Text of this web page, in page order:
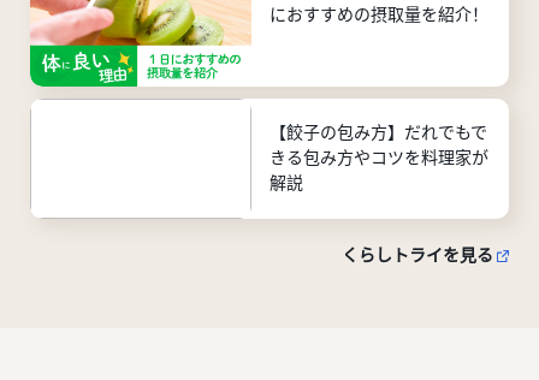
におすすめの摂取量を紹介！
【餃子の包み方】だれでもで
きる包み方やコツを料理家が
解説
くらしトライを見る